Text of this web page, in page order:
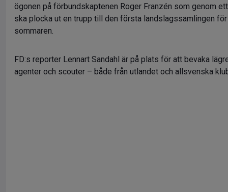
ögonen på förbundskaptenen Roger Franzén som genom
ska plocka ut en trupp till den första landslagssamlingen
sommaren.
FD:s reporter Lennart Sandahl är på plats för att bevaka
agenter och scouter – både från utlandet och allsvenska